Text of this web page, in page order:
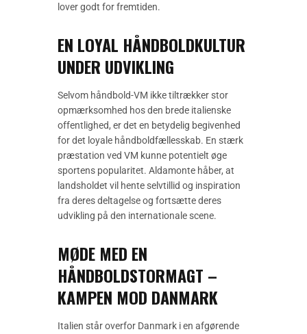
lover godt for fremtiden.
EN LOYAL HÅNDBOLDKULTUR
UNDER UDVIKLING
Selvom håndbold-VM ikke tiltrækker stor
opmærksomhed hos den brede italienske
offentlighed, er det en betydelig begivenhed
for det loyale håndboldfællesskab. En stærk
præstation ved VM kunne potentielt øge
sportens popularitet. Aldamonte håber, at
landsholdet vil hente selvtillid og inspiration
fra deres deltagelse og fortsætte deres
udvikling på den internationale scene.
MØDE MED EN
HÅNDBOLDSTORMAGT –
KAMPEN MOD DANMARK
Italien står overfor Danmark i en afgørende